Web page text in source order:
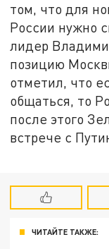
том, что для
России нужно
лидер
позицию
отметил, что
общаться, то
после этого
встрече с
ЧИТАЙТЕ ТАКЖЕ: